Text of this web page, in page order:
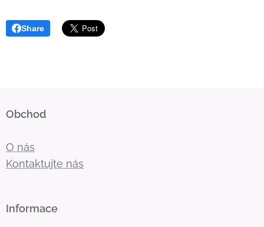
Share
Obchod
O nás
Kontaktujte nás
Informace